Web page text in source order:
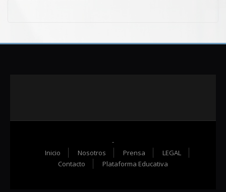
-
Inicio
Nosotros Prensa
LEGAL
Contacto
Plataforma Educativa